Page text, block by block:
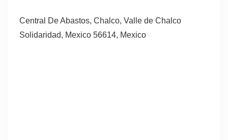
Central De Abastos, Chalco, Valle de Chalco
Solidaridad, Mexico 56614, Mexico